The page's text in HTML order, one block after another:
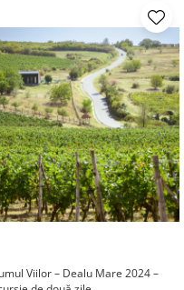
Viilor – Dealu Mare 2024 –